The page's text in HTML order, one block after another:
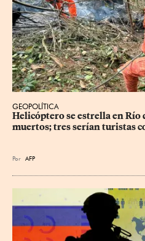
GEOPOLÍTICA
Helicóptero se estrella en Río
muertos; tres serían turistas
Por AFP